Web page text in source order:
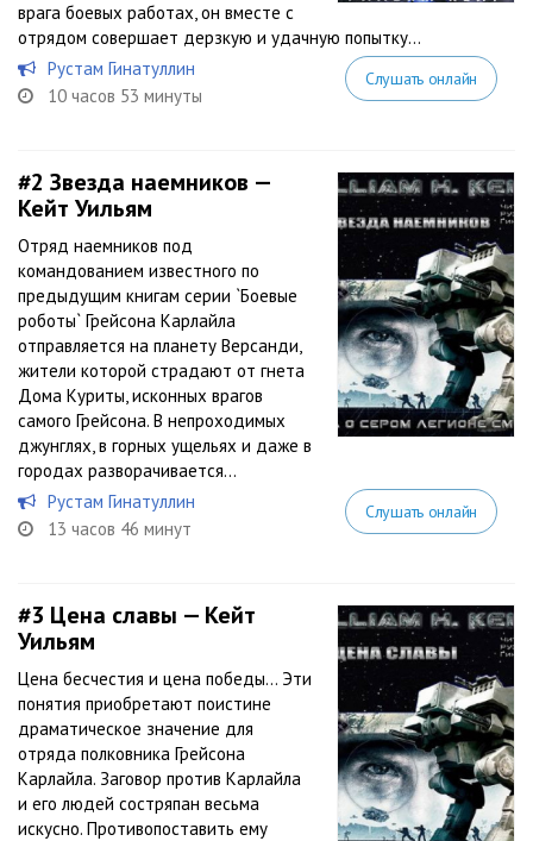
врага боевых работах, он вместе с
отрядом совершает дерзкую и удачную попытку...
Рустам Гинатуллин
10 часов 53 минуты
Слушать онлайн
#2 Звезда наемников —
Кейт Уильям
Отряд наемников под
командованием известного по
предыдущим книгам серии `Боевые
роботы` Грейсона Карлайла
отправляется на планету Версанди,
жители которой страдают от гнета
Дома Куриты, исконных врагов
самого Грейсона. В непроходимых
джунглях, в горных ущельях и даже в
городах разворачивается...
Рустам Гинатуллин
13 часов 46 минут
Слушать онлайн
#3 Цена славы — Кейт
Уильям
Цена бесчестия и цена победы… Эти
понятия приобретают поистине
драматическое значение для
отряда полковника Грейсона
Карлайла. Заговор против Карлайла
и его людей состряпан весьма
искусно. Противопоставить ему